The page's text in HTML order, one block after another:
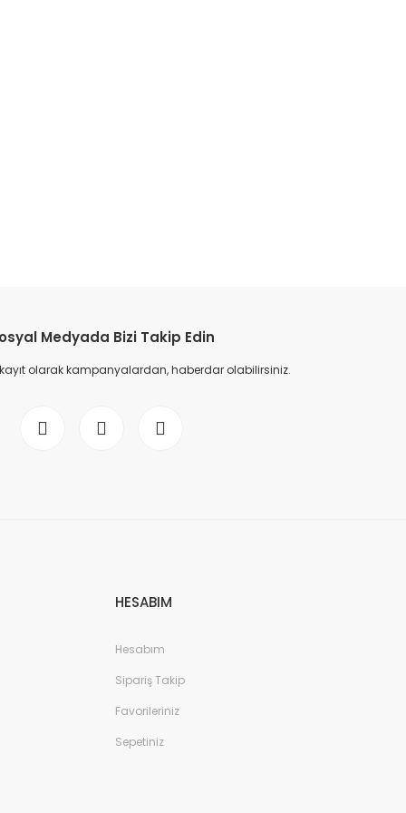
Medyada Bizi Takip Edin
olarak kampanyalardan, haberdar olabilirsiniz.
HESABIM
Hesabım
Sipariş Takip
Favorileriniz
Sepetiniz